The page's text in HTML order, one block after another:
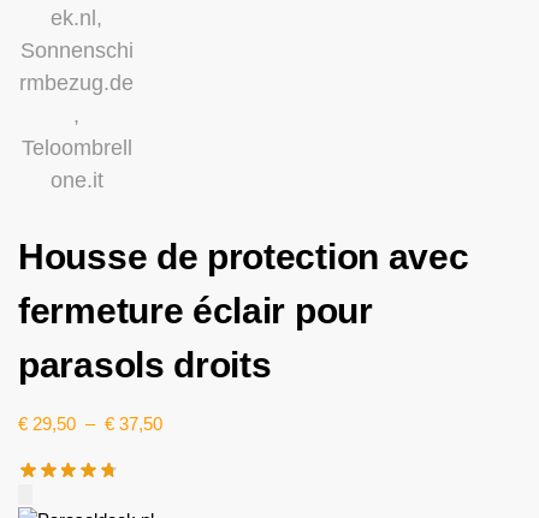
Housse de protection avec
fermeture éclair pour
parasols droits
€ 29,50 – € 37,50